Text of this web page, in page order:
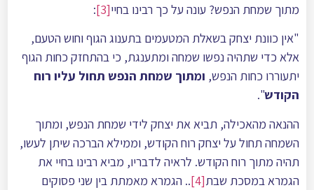
מתוך שמחת הנפש? עונה על כך רבינו בחיי[3]
:
"אין כוונת יצחק בשאלת המטעמים בתענוג הגוף וחוש הטעם,
אלא כדי שתהיה נפשו שמחה ומתענגת, כי בהתחזק כחות הגוף
יתעוררו כחות הנפש, ומתוך שמחת הנפש תחול עליו רוח
הקודש".
ההנאה מהאכילה, תביא את יצחק לידי שמחת הנפש, ומתוך
השמחה תחול על יצחק רוח הקודש, וממילא הברכה שיתן לעשו,
תהיה מתוך רוח הקודש. לראיה לדבריו, מביא רבינו בחיי את
הגמרא במסכת שבת[4]
.. הגמרא מאמתת בין שני פסוקים